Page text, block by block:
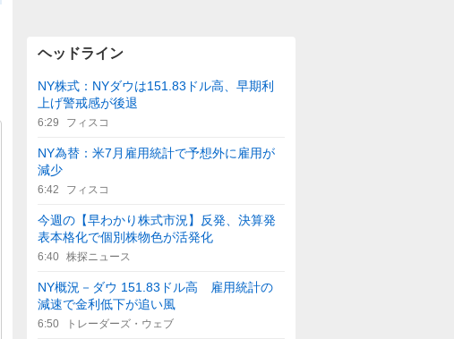
ヘッドライン
NY株式：NYダウは151.83ドル高、早期利
上げ警戒感が後退
6:29 フィスコ
NY為替：米7月雇用統計で予想外に雇用が
減少
6:42 フィスコ
今週の【早わかり株式市況】反発、決算発
表本格化で個別株物色が活発化
6:40 株探ニュース
NY概況－ダウ 151.83ドル高 雇用統計の
減速で金利低下が追い風
6:50 トレーダーズ・ウェブ